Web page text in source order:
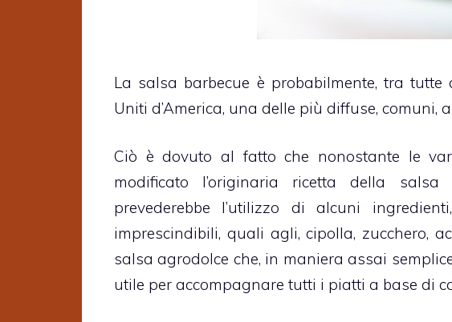
La salsa barbecue è probabilmente, tra
Uniti d’America, una delle più diffuse, comuni,
Ciò è dovuto al fatto che nonostante le
modificato l’originaria ricetta della salsa
prevederebbe l’utilizzo di alcuni
imprescindibili, quali agli, cipolla, zucchero,
salsa agrodolce che, in maniera assai
utile per accompagnare tutti i piatti a base di